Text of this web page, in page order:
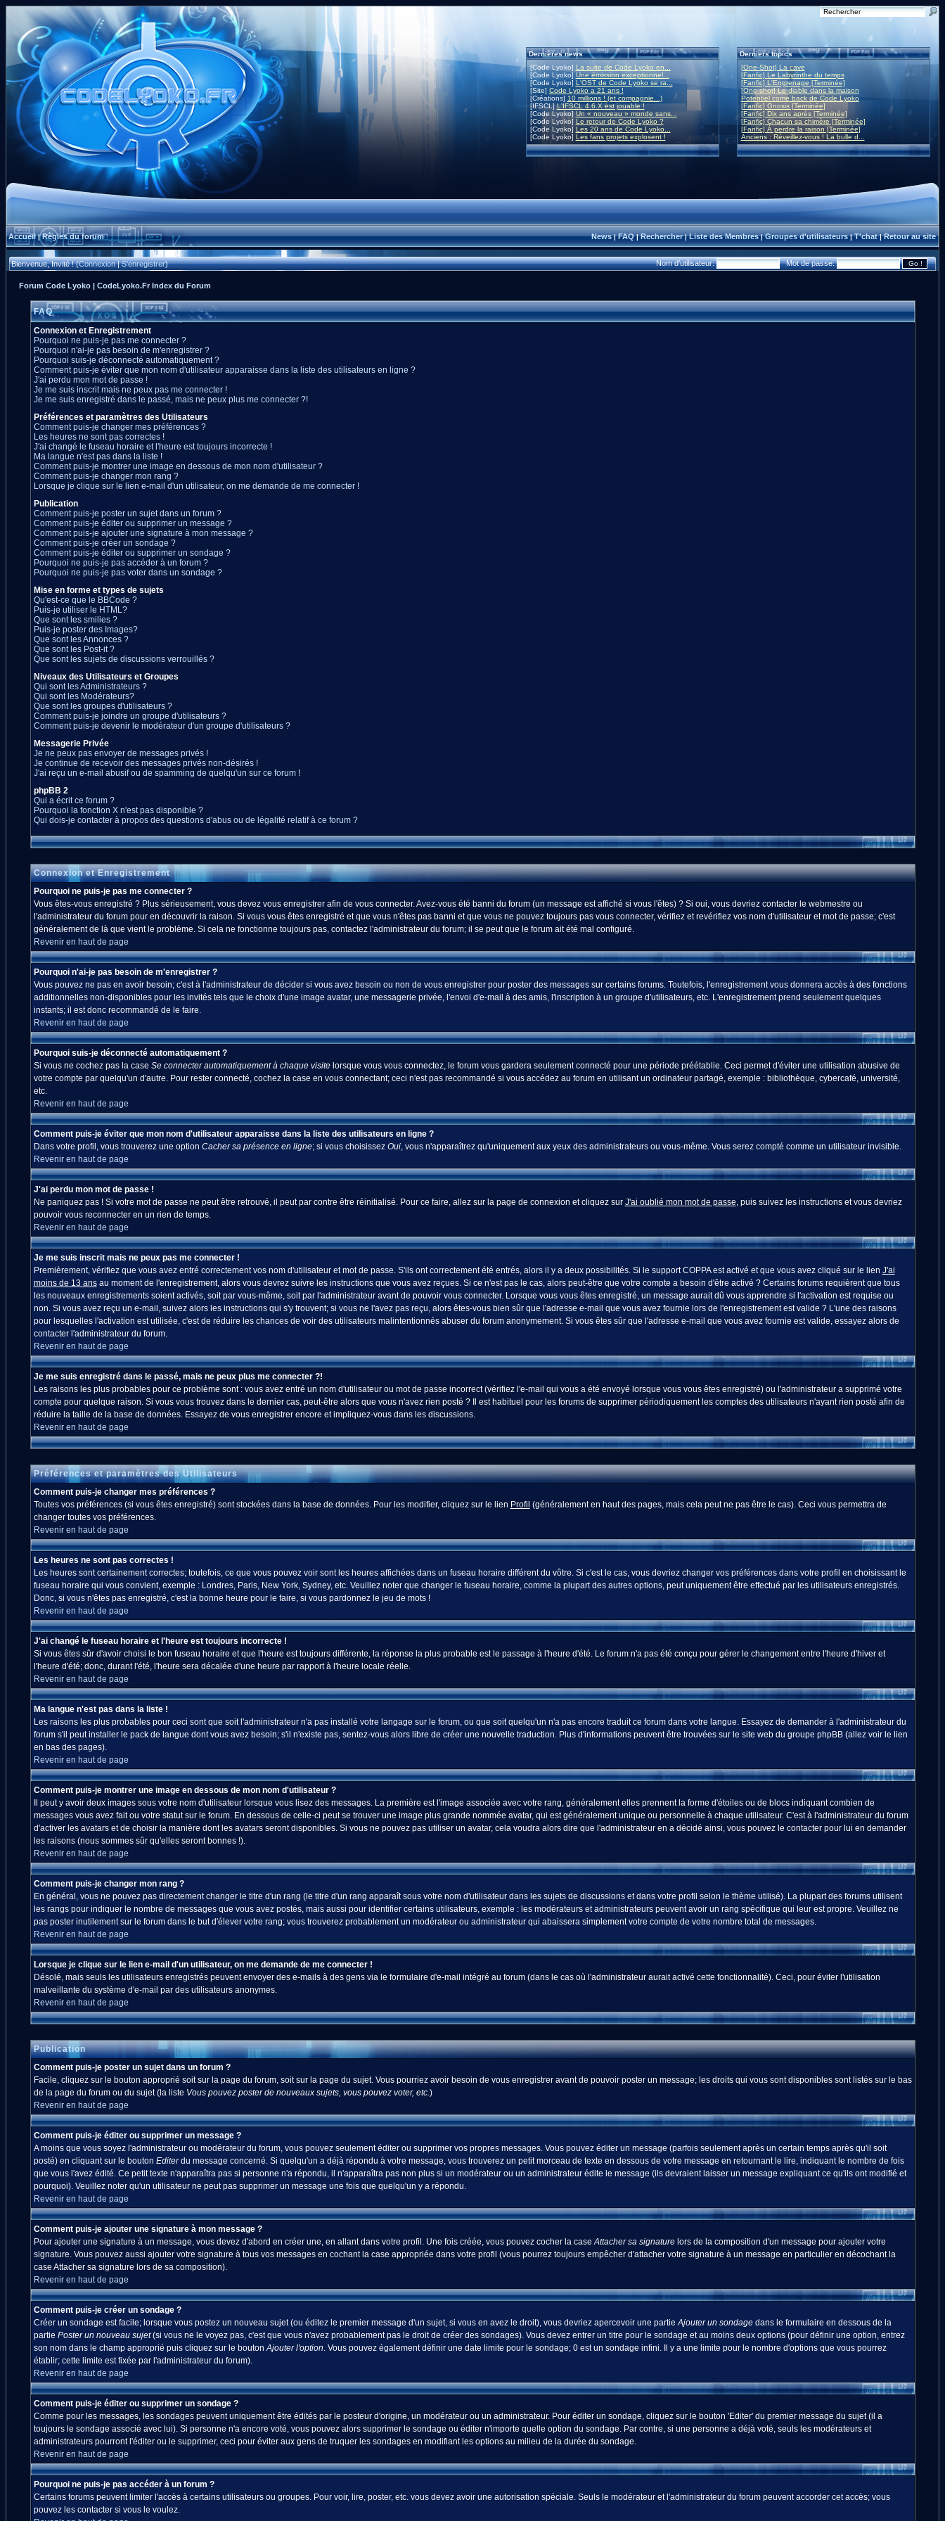
Dernières news
[Code Lyoko] La suite de Code Lyoko en...
[Code Lyoko]Une émission exceptionnel...
[Code Lyoko] L'OST de Code Lyoko se ra...
[Site] Code Lyoko a 21 ans !
[Créations] 10 millions ! (et compagnie...)
[IFSCL]L'IFSCL 4.6.X est jouable !
[Code Lyoko] Un « nouveau » monde sans...
[Code Lyoko] Le retour de Code Lyoko ?
[Code Lyoko] Les 20 ans de Code Lyoko...
[Code Lyoko] Les fans projets explosent !
Derniers topics
[One-Shot] La cave
[Fanfic] Le Labyrinthe du temps
[Fanfic] L'Engrenage [Terminée]
[One-shot] Le diable dans la maison
Potentiel come back de Code Lyoko
[Fanfic] Gnosis [Terminée]
[Fanfic] Dix ans après [Terminée]
[Fanfic] Chacun sa chimère [Terminée]
[Fanfic] À perdre la raison [Terminée]
Anciens : Réveillez-vous ! La bulle d...
Accueil|Règles du forum News|FAQ|Rechercher|Liste des Membres|Groupes d'utilisateurs|T'chat|Retour au site
Bienvenue, Invité ! (Connexion|S'enregistrer) Nom d'utilisateur: Mot de passe:
Forum Code Lyoko | CodeLyoko.Fr Index du Forum
FAQ
Connexion et Enregistrement
Pourquoi ne puis-je pas me connecter ?
Pourquoi n'ai-je pas besoin de m'enregistrer ?
Pourquoi suis-je déconnecté automatiquement ?
Comment puis-je éviter que mon nom d'utilisateur apparaisse dans la liste des utilisateurs en ligne ?
J'ai perdu mon mot de passe !
Je me suis inscrit mais ne peux pas me connecter !
Je me suis enregistré dans le passé, mais ne peux plus me connecter ?!
Préférences et paramètres des Utilisateurs
Comment puis-je changer mes préférences ?
Les heures ne sont pas correctes !
J'ai changé le fuseau horaire et l'heure est toujours incorrecte !
Ma langue n'est pas dans la liste !
Comment puis-je montrer une image en dessous de mon nom d'utilisateur ?
Comment puis-je changer mon rang ?
Lorsque je clique sur le lien e-mail d'un utilisateur, on me demande de me connecter !
Publication
Comment puis-je poster un sujet dans un forum ?
Comment puis-je éditer ou supprimer un message ?
Comment puis-je ajouter une signature à mon message ?
Comment puis-je créer un sondage ?
Comment puis-je éditer ou supprimer un sondage ?
Pourquoi ne puis-je pas accéder à un forum ?
Pourquoi ne puis-je pas voter dans un sondage ?
Mise en forme et types de sujets
Qu'est-ce que le BBCode ?
Puis-je utiliser le HTML?
Que sont les smilies ?
Puis-je poster des Images?
Que sont les Annonces ?
Que sont les Post-it ?
Que sont les sujets de discussions verrouillés ?
Niveaux des Utilisateurs et Groupes
Qui sont les Administrateurs ?
Qui sont les Modérateurs?
Que sont les groupes d'utilisateurs ?
Comment puis-je joindre un groupe d'utilisateurs ?
Comment puis-je devenir le modérateur d'un groupe d'utilisateurs ?
Messagerie Privée
Je ne peux pas envoyer de messages privés !
Je continue de recevoir des messages privés non-désirés !
J'ai reçu un e-mail abusif ou de spamming de quelqu'un sur ce forum !
phpBB 2
Qui a écrit ce forum ?
Pourquoi la fonction X n'est pas disponible ?
Qui dois-je contacter à propos des questions d'abus ou de légalité relatif à ce forum ?
Connexion et Enregistrement
Pourquoi ne puis-je pas me connecter ?
Vous êtes-vous enregistré ? Plus sérieusement, vous devez vous enregistrer afin de vous connecter. Avez-vous été banni du forum (un message est affiché si vous l'êtes) ? Si oui, vous devriez contacter le webmestre ou
l'administrateur du forum pour en découvrir la raison. Si vous vous êtes enregistré et que vous n'êtes pas banni et que vous ne pouvez toujours pas vous connecter, vérifiez et revérifiez vos nom d'utilisateur et mot de passe; c'est
généralement de là que vient le problème. Si cela ne fonctionne toujours pas, contactez l'administrateur du forum; il se peut que le forum ait été mal configuré.
Revenir en haut de page
Pourquoi n'ai-je pas besoin de m'enregistrer ?
Vous pouvez ne pas en avoir besoin; c'est à l'administrateur de décider si vous avez besoin ou non de vous enregistrer pour poster des messages sur certains forums. Toutefois, l'enregistrement vous donnera accès à des fonctions
additionnelles non-disponibles pour les invités tels que le choix d'une image avatar, une messagerie privée, l'envoi d'e-mail à des amis, l'inscription à un groupe d'utilisateurs, etc. L'enregistrement prend seulement quelques
instants; il est donc recommandé de le faire.
Revenir en haut de page
Pourquoi suis-je déconnecté automatiquement ?
Si vous ne cochez pas la case Se connecter automatiquement à chaque visitelorsque vous vous connectez, le forum vous gardera seulement connecté pour une période préétablie. Ceci permet d'éviter une utilisation abusive de
votre compte par quelqu'un d'autre. Pour rester connecté, cochez la case en vous connectant; ceci n'est pas recommandé si vous accédez au forum en utilisant un ordinateur partagé, exemple : bibliothèque, cybercafé, université,
etc.
Revenir en haut de page
Comment puis-je éviter que mon nom d'utilisateur apparaisse dans la liste des utilisateurs en ligne ?
Dans votre profil, vous trouverez une option Cacher sa présence en ligne; si vous choisissez Oui, vous n'apparaîtrez qu'uniquement aux yeux des administrateurs ou vous-même. Vous serez compté comme un utilisateur invisible.
Revenir en haut de page
J'ai perdu mon mot de passe !
Ne paniquez pas ! Si votre mot de passe ne peut être retrouvé, il peut par contre être réinitialisé. Pour ce faire, allez sur la page de connexion et cliquez sur J'ai oublié mon mot de passe, puis suivez les instructions et vous devriez
pouvoir vous reconnecter en un rien de temps.
Revenir en haut de page
Je me suis inscrit mais ne peux pas me connecter !
Premièrement, vérifiez que vous avez entré correctement vos nom d'utilisateur et mot de passe. S'ils ont correctement été entrés, alors il y a deux possibilités. Si le support COPPA est activé et que vous avez cliqué sur le lien J'ai
moins de 13 ansau moment de l'enregistrement, alors vous devrez suivre les instructions que vous avez reçues. Si ce n'est pas le cas, alors peut-être que votre compte a besoin d'être activé ? Certains forums requièrent que tous
les nouveaux enregistrements soient activés, soit par vous-même, soit par l'administrateur avant de pouvoir vous connecter. Lorsque vous vous êtes enregistré, un message aurait dû vous apprendre si l'activation est requise ou
non. Si vous avez reçu un e-mail, suivez alors les instructions qui s'y trouvent; si vous ne l'avez pas reçu, alors êtes-vous bien sûr que l'adresse e-mail que vous avez fournie lors de l'enregistrement est valide ? L'une des raisons
pour lesquelles l'activation est utilisée, c'est de réduire les chances de voir des utilisateurs malintentionnés abuser du forum anonymement. Si vous êtes sûr que l'adresse e-mail que vous avez fournie est valide, essayez alors de
contacter l'administrateur du forum.
Revenir en haut de page
Je me suis enregistré dans le passé, mais ne peux plus me connecter ?!
Les raisons les plus probables pour ce problème sont : vous avez entré un nom d'utilisateur ou mot de passe incorrect (vérifiez l'e-mail qui vous a été envoyé lorsque vous vous êtes enregistré) ou l'administrateur a supprimé votre
compte pour quelque raison. Si vous vous trouvez dans le dernier cas, peut-être alors que vous n'avez rien posté ? Il est habituel pour les forums de supprimer périodiquement les comptes des utilisateurs n'ayant rien posté afin de
réduire la taille de la base de données. Essayez de vous enregistrer encore et impliquez-vous dans les discussions.
Revenir en haut de page
Préférences et paramètres des Utilisateurs
Comment puis-je changer mes préférences ?
Toutes vos préférences (si vous êtes enregistré) sont stockées dans la base de données. Pour les modifier, cliquez sur le lien Profil (généralement en haut des pages, mais cela peut ne pas être le cas). Ceci vous permettra de
changer toutes vos préférences.
Revenir en haut de page
Les heures ne sont pas correctes !
Les heures sont certainement correctes; toutefois, ce que vous pouvez voir sont les heures affichées dans un fuseau horaire différent du vôtre. Si c'est le cas, vous devriez changer vos préférences dans votre profil en choisissant le
fuseau horaire qui vous convient, exemple : Londres, Paris, New York, Sydney, etc. Veuillez noter que changer le fuseau horaire, comme la plupart des autres options, peut uniquement être effectué par les utilisateurs enregistrés.
Donc, si vous n'êtes pas enregistré, c'est la bonne heure pour le faire, si vous pardonnez le jeu de mots !
Revenir en haut de page
J'ai changé le fuseau horaire et l'heure est toujours incorrecte !
Si vous êtes sûr d'avoir choisi le bon fuseau horaire et que l'heure est toujours différente, la réponse la plus probable est le passage à l'heure d'été. Le forum n'a pas été conçu pour gérer le changement entre l'heure d'hiver et
l'heure d'été; donc, durant l'été, l'heure sera décalée d'une heure par rapport à l'heure locale réelle.
Revenir en haut de page
Ma langue n'est pas dans la liste !
Les raisons les plus probables pour ceci sont que soit l'administrateur n'a pas installé votre langage sur le forum, ou que soit quelqu'un n'a pas encore traduit ce forum dans votre langue. Essayez de demander à l'administrateur du
forum s'il peut installer le pack de langue dont vous avez besoin; s'il n'existe pas, sentez-vous alors libre de créer une nouvelle traduction. Plus d'informations peuvent être trouvées sur le site web du groupe phpBB (allez voir le lien
en bas des pages).
Revenir en haut de page
Comment puis-je montrer une image en dessous de mon nom d'utilisateur ?
Il peut y avoir deux images sous votre nom d'utilisateur lorsque vous lisez des messages. La première est l'image associée avec votre rang, généralement elles prennent la forme d'étoiles ou de blocs indiquant combien de
messages vous avez fait ou votre statut sur le forum. En dessous de celle-ci peut se trouver une image plus grande nommée avatar, qui est généralement unique ou personnelle à chaque utilisateur. C'est à l'administrateur du forum
d'activer les avatars et de choisir la manière dont les avatars seront disponibles. Si vous ne pouvez pas utiliser un avatar, cela voudra alors dire que l'administrateur en a décidé ainsi, vous pouvez le contacter pour lui en demander
les raisons (nous sommes sûr qu'elles seront bonnes !).
Revenir en haut de page
Comment puis-je changer mon rang ?
En général, vous ne pouvez pas directement changer le titre d'un rang (le titre d'un rang apparaît sous votre nom d'utilisateur dans les sujets de discussions et dans votre profil selon le thème utilisé). La plupart des forums utilisent
les rangs pour indiquer le nombre de messages que vous avez postés, mais aussi pour identifier certains utilisateurs, exemple : les modérateurs et administrateurs peuvent avoir un rang spécifique qui leur est propre. Veuillez ne
pas poster inutilement sur le forum dans le but d'élever votre rang; vous trouverez probablement un modérateur ou administrateur qui abaissera simplement votre compte de votre nombre total de messages.
Revenir en haut de page
Lorsque je clique sur le lien e-mail d'un utilisateur, on me demande de me connecter !
Désolé, mais seuls les utilisateurs enregistrés peuvent envoyer des e-mails à des gens via le formulaire d'e-mail intégré au forum (dans le cas où l'administrateur aurait activé cette fonctionnalité). Ceci, pour éviter l'utilisation
malveillante du système d'e-mail par des utilisateurs anonymes.
Revenir en haut de page
Publication
Comment puis-je poster un sujet dans un forum ?
Facile, cliquez sur le bouton approprié soit sur la page du forum, soit sur la page du sujet. Vous pourriez avoir besoin de vous enregistrer avant de pouvoir poster un message; les droits qui vous sont disponibles sont listés sur le bas
de la page du forum ou du sujet (la liste Vous pouvez poster de nouveaux sujets, vous pouvez voter, etc.)
Revenir en haut de page
Comment puis-je éditer ou supprimer un message ?
A moins que vous soyez l'administrateur ou modérateur du forum, vous pouvez seulement éditer ou supprimer vos propres messages. Vous pouvez éditer un message (parfois seulement après un certain temps après qu'il soit
posté) en cliquant sur le bouton Editerdu message concerné. Si quelqu'un a déjà répondu à votre message, vous trouverez un petit morceau de texte en dessous de votre message en retournant le lire, indiquant le nombre de fois
que vous l'avez édité. Ce petit texte n'apparaîtra pas si personne n'a répondu, il n'apparaîtra pas non plus si un modérateur ou un administrateur édite le message (ils devraient laisser un message expliquant ce qu'ils ont modifié et
pourquoi). Veuillez noter qu'un utilisateur ne peut pas supprimer un message une fois que quelqu'un y a répondu.
Revenir en haut de page
Comment puis-je ajouter une signature à mon message ?
Pour ajouter une signature à un message, vous devez d'abord en créer une, en allant dans votre profil. Une fois créée, vous pouvez cocher la caseAttacher sa signaturelors de la composition d'un message pour ajouter votre
signature. Vous pouvez aussi ajouter votre signature à tous vos messages en cochant la case appropriée dans votre profil (vous pourrez toujours empêcher d'attacher votre signature à un message en particulier en décochant la
case Attacher sa signature lors de sa composition).
Revenir en haut de page
Comment puis-je créer un sondage ?
Créer un sondage est facile; lorsque vous postez un nouveau sujet (ou éditez le premier message d'un sujet, si vous en avez le droit), vous devriez apercevoir une partieAjouter un sondagedans le formulaire en dessous de la
partie Poster un nouveau sujet(si vous ne le voyez pas, c'est que vous n'avez probablement pas le droit de créer des sondages). Vous devez entrer un titre pour le sondage et au moins deux options (pour définir une option, entrez
son nom dans le champ approprié puis cliquez sur le boutonAjouter l'option. Vous pouvez également définir une date limite pour le sondage; 0 est un sondage infini. Il y a une limite pour le nombre d'options que vous pourrez
établir; cette limite est fixée par l'administrateur du forum).
Revenir en haut de page
Comment puis-je éditer ou supprimer un sondage ?
Comme pour les messages, les sondages peuvent uniquement être édités par le posteur d'origine, un modérateur ou un administrateur. Pour éditer un sondage, cliquez sur le bouton 'Editer' du premier message du sujet (il a
toujours le sondage associé avec lui). Si personne n'a encore voté, vous pouvez alors supprimer le sondage ou éditer n'importe quelle option du sondage. Par contre, si une personne a déjà voté, seuls les modérateurs et
administrateurs pourront l'éditer ou le supprimer, ceci pour éviter aux gens de truquer les sondages en modifiant les options au milieu de la durée du sondage.
Revenir en haut de page
Pourquoi ne puis-je pas accéder à un forum ?
Certains forums peuvent limiter l'accès à certains utilisateurs ou groupes. Pour voir, lire, poster, etc. vous devez avoir une autorisation spéciale. Seuls le modérateur et l'administrateur du forum peuvent accorder cet accès; vous
pouvez les contacter si vous le voulez.